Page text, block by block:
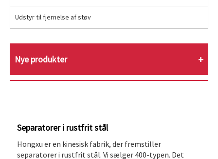
Udstyr til fjernelse af støv
Nye produkter
Separatorer i rustfrit stål
Hongxu er en kinesisk fabrik, der fremstiller
separatorer i rustfrit stål. Vi sælger 400-typen. Det